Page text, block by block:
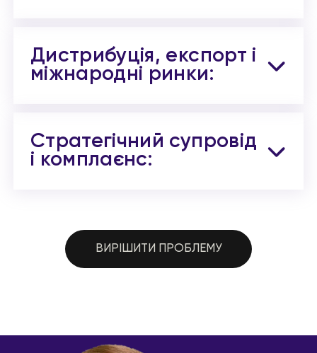
Дистрибуція, експорт і
міжнародні ринки:
Стратегічний супровід
і комплаєнс:
ВИРІШИТИ ПРОБЛЕМУ